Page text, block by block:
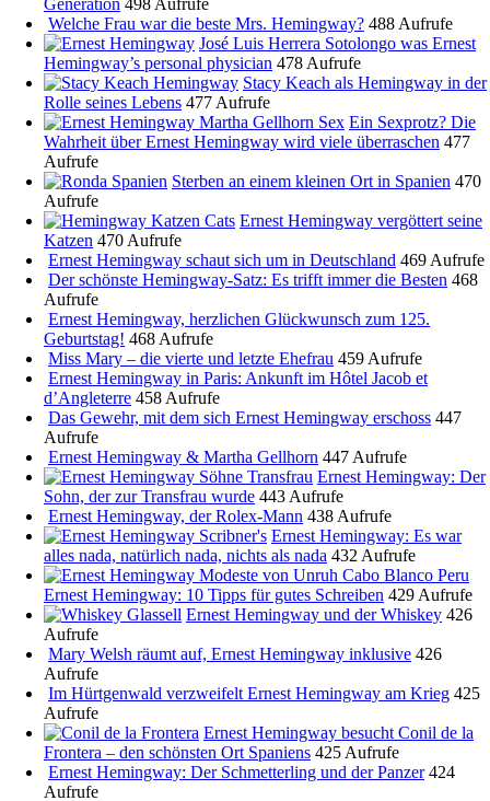
Welche Frau war die beste Mrs. Hemingway? 488 Aufrufe
José Luis Herrera Sotolongo was Ernest
Hemingway’s personal physician 478 Aufrufe
Stacy Keach als Hemingway in der
Rolle seines Lebens 477 Aufrufe
Ein Sexprotz? Die
Wahrheit über Ernest Hemingway wird viele überraschen 477
Aufrufe
Sterben an einem kleinen Ort in Spanien 470
Aufrufe
Ernest Hemingway vergöttert seine
Katzen 470 Aufrufe
Ernest Hemingway schaut sich um in Deutschland 469 Aufrufe
Der schönste Hemingway-Satz: Es trifft immer die Besten 468
Aufrufe
Ernest Hemingway, herzlichen Glückwunsch zum 125.
Geburtstag! 468 Aufrufe
Miss Mary – die vierte und letzte Ehefrau 459 Aufrufe
Ernest Hemingway in Paris: Ankunft im Hôtel Jacob et
d’Angleterre 458 Aufrufe
Das Gewehr, mit dem sich Ernest Hemingway erschoss 447
Aufrufe
Ernest Hemingway & Martha Gellhorn 447 Aufrufe
Ernest Hemingway: Der
Sohn, der zur Transfrau wurde 443 Aufrufe
Ernest Hemingway, der Rolex-Mann 438 Aufrufe
Ernest Hemingway: Es war
alles nada, natürlich nada, nichts als nada 432 Aufrufe
Ernest Hemingway: 10 Tipps für gutes Schreiben 429 Aufrufe
Ernest Hemingway und der Whiskey 426
Aufrufe
Mary Welsh räumt auf, Ernest Hemingway inklusive 426
Aufrufe
Im Hürtgenwald verzweifelt Ernest Hemingway am Krieg 425
Aufrufe
Ernest Hemingway besucht Conil de la
Frontera – den schönsten Ort Spaniens 425 Aufrufe
Ernest Hemingway: Der Schmetterling und der Panzer 424
Aufrufe